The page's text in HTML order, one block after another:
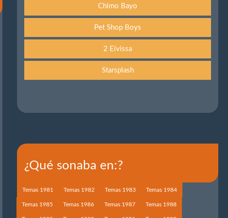
Chimo Bayo
Pet Shop Boys
2 Eivissa
Starsplash
¿Qué sonaba en:?
Temas 1981 Temas 1982 Temas 1983 Temas 1984
Temas 1985 Temas 1986 Temas 1987 Temas 1988